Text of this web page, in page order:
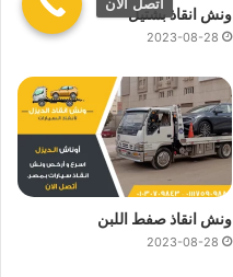
ونش انقاذ بشتيل
2023-08-28
ونش انقاذ صفط اللبن
2023-08-28
اتصل الان